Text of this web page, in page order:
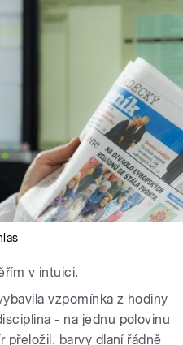
v intuici.
vzpomínka z hodiny
- na jednu polovinu
přeložil, barvy dlaní řádně